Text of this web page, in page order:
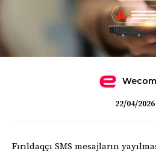
22/04/2026
Fırıldaqçı SMS mesajların